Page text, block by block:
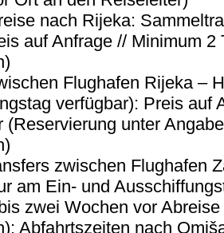
nach Rijeka:
auf Anfrage // Minimum 2
Flughafen Rijeka –
verfügbar): Preis auf
(Reservierung unter
zwischen Flughafen
am Ein- und
zwei Wochen vor
Abfahrtszeiten nach